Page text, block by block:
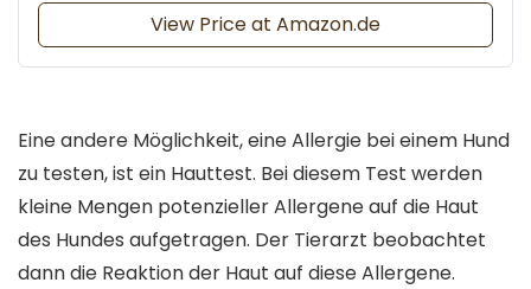
View Price at Amazon.de
Eine andere Möglichkeit, eine Allergie bei einem Hund
zu testen, ist ein Hauttest. Bei diesem Test werden
kleine Mengen potenzieller Allergene auf die Haut
des Hundes aufgetragen. Der Tierarzt beobachtet
dann die Reaktion der Haut auf diese Allergene.